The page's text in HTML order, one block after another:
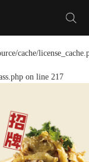
cache/
on line 217